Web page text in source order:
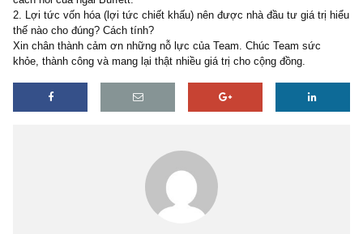
1. Ngài Buffett có đề cập đến khái niệm về Lợi nhuận chủ sở hữu
Thu nhập ròng + khấu hao – chi phí vốn. Nhờ team phân tích
yếu tố trong đó, đặc biệt là chi phí vốn và cách tính chi phí vốn
cách nói của ngài Buffett.
thế nào cho đúng? Cách tính?
Xin chân thành cảm ơn những nỗ lực của Team. Chúc Team sức